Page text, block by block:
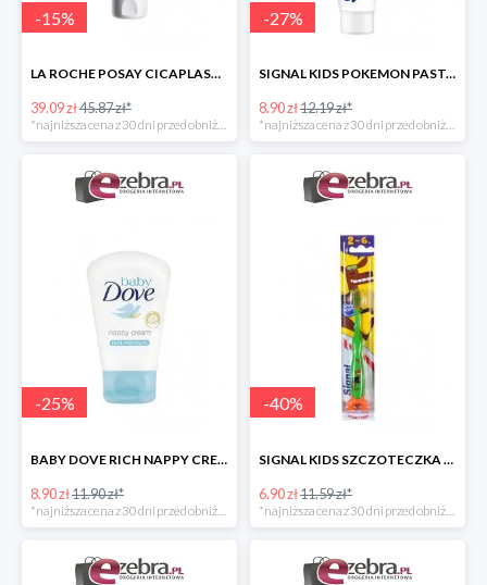
-15%
LA ROCHE POSAY CICAPLAST BAUME B5 KOJĄCY BALSAM REGENERUJĄCY
39.09 zł45.87 zł*
*najniższa cena z 30 dni przed obniżką
-27%
SIGNAL KIDS POKEMON PASTA DO ZĘBÓW DLA DZIECI
8.90 zł12.19 zł*
*najniższa cena z 30 dni przed obniżką
-25%
BABY DOVE RICH NAPPY CREAM KREM PRZECIW ODPARZENIOM
8.90 zł11.90 zł*
-40%
SIGNAL KIDS SZCZOTECZKA DO ZĘBÓW DLA DZIECI
6.90 zł11.59 zł*